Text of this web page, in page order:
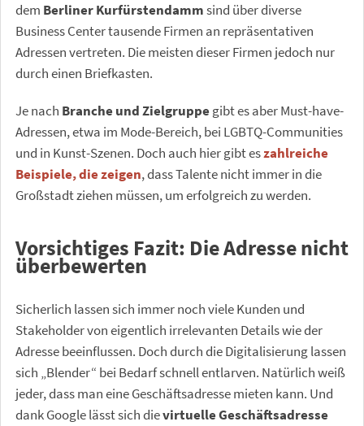
dem Berliner Kurfürstendammsind über diverse
Business Center tausende Firmen an repräsentativen
Adressen vertreten. Die meisten dieser Firmen jedoch nur
durch einen Briefkasten.
Je nach Branche und Zielgruppegibt es aber Must-have-
Adressen, etwa im Mode-Bereich, bei LGBTQ-Communities
und in Kunst-Szenen. Doch auch hier gibt eszahlreiche
Beispiele, die zeigen, dass Talente nicht immer in die
Großstadt ziehen müssen, um erfolgreich zu werden.
Vorsichtiges Fazit: Die Adresse nicht
überbewerten
Sicherlich lassen sich immer noch viele Kunden und
Stakeholder von eigentlich irrelevanten Details wie der
Adresse beeinflussen. Doch durch die Digitalisierung lassen
sich „Blender“ bei Bedarf schnell entlarven. Natürlich weiß
jeder, dass man eine Geschäftsadresse mieten kann. Und
dank Google lässt sich dievirtuelle Geschäftsadresse